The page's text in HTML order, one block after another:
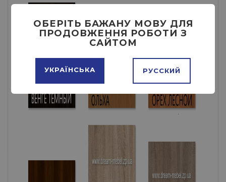
ОБЕРІТЬ БАЖАНУ МОВУ ДЛЯ
ПРОДОВЖЕННЯ РОБОТИ З
САЙТОМ
УКРАЇНСЬКА РУССКИЙ